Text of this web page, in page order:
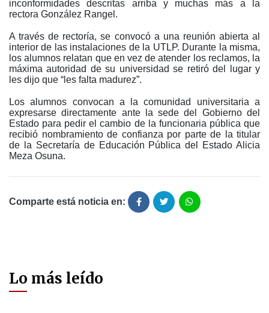
inconformidades descritas arriba y muchas más a la
rectora González Rangel.
A través de rectoría, se convocó a una reunión abierta al
interior de las instalaciones de la UTLP. Durante la misma,
los alumnos relatan que en vez de atender los reclamos, la
máxima autoridad de su universidad se retiró del lugar y
les dijo que “les falta madurez”.
Los alumnos convocan a la comunidad universitaria a
expresarse directamente ante la sede del Gobierno del
Estado para pedir el cambio de la funcionaria pública que
recibió nombramiento de confianza por parte de la titular
de la Secretaría de Educación Pública del Estado Alicia
Meza Osuna.
Comparte está noticia en:
Lo más leído